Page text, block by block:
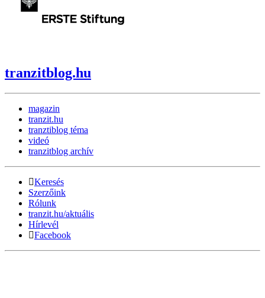
tranzitblog.hu
magazin
tranzit.hu
tranztiblog téma
videó
tranzitblog archív
Keresés
Szerzőink
Rólunk
tranzit.hu/aktuális
Hírlevél
Facebook